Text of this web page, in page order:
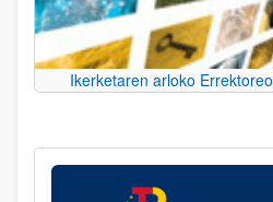
Ikerketaren arloko